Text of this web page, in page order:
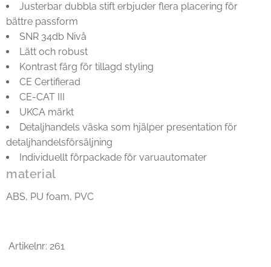
Justerbar dubbla stift erbjuder flera placering för
bättre passform
SNR 34db Nivå
Lätt och robust
Kontrast färg för tillagd styling
CE Certifierad
CE-CAT III
UKCA märkt
Detaljhandels väska som hjälper presentation för
detaljhandelsförsäljning
Individuellt förpackade för varuautomater
material
ABS, PU foam, PVC
Artikelnr: 261